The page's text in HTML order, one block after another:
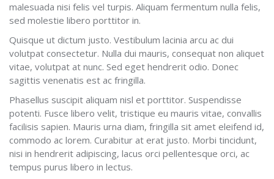
malesuada nisi felis vel turpis. Aliquam fermentum nulla felis,
sed molestie libero porttitor in.
Quisque ut dictum justo. Vestibulum lacinia arcu ac dui
volutpat consectetur. Nulla dui mauris, consequat non aliquet
vitae, volutpat at nunc. Sed eget hendrerit odio. Donec
sagittis venenatis est ac fringilla.
Phasellus suscipit aliquam nisl et porttitor. Suspendisse
potenti. Fusce libero velit, tristique eu mauris vitae, convallis
facilisis sapien. Mauris urna diam, fringilla sit amet eleifend id,
commodo ac lorem. Curabitur at erat justo. Morbi tincidunt,
nisi in hendrerit adipiscing, lacus orci pellentesque orci, ac
tempus purus libero in lectus.